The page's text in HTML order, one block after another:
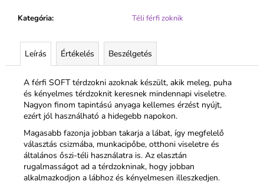
Kategória: Téli férfi zoknik
Leírás Értékelés Beszélgetés
A férfi SOFT térdzokni azoknak készült, akik meleg, puha
és kényelmes térdzoknit keresnek mindennapi viseletre.
Nagyon finom tapintású anyaga kellemes érzést nyújt,
ezért jól használható a hidegebb napokon.
Magasabb fazonja jobban takarja a lábat, így megfelelő
választás csizmába, munkacipőbe, otthoni viseletre és
általános őszi-téli használatra is. Az elasztán
rugalmasságot ad a térdzokninak, hogy jobban
alkalmazkodjon a lábhoz és kényelmesen illeszkedjen.